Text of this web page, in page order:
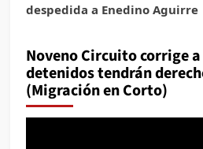
despedida a Enedino Aguirre
Noveno Circuito corrige
detenidos tendrán
(Migración en Corto)